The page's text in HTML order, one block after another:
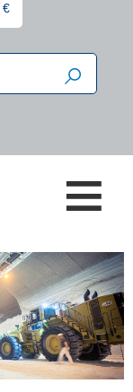
€
≡